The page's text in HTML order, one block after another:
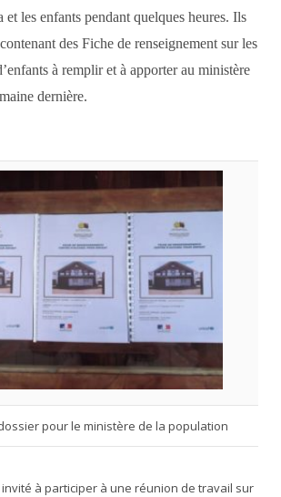
les enfants pendant quelques heures. Ils
des Fiche de renseignement sur les
à remplir et à apporter au ministère
dernière.
pour le ministère de la population
à participer à une réunion de travail sur